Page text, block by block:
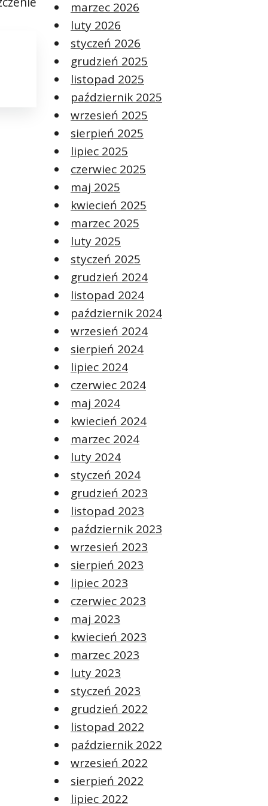
marzec 2026
luty 2026
styczeń 2026
grudzień 2025
listopad 2025
październik 2025
wrzesień 2025
sierpień 2025
lipiec 2025
czerwiec 2025
maj 2025
kwiecień 2025
marzec 2025
luty 2025
styczeń 2025
grudzień 2024
listopad 2024
październik 2024
wrzesień 2024
sierpień 2024
lipiec 2024
czerwiec 2024
maj 2024
kwiecień 2024
marzec 2024
luty 2024
styczeń 2024
grudzień 2023
listopad 2023
październik 2023
wrzesień 2023
sierpień 2023
lipiec 2023
czerwiec 2023
maj 2023
kwiecień 2023
marzec 2023
luty 2023
styczeń 2023
grudzień 2022
listopad 2022
październik 2022
wrzesień 2022
sierpień 2022
lipiec 2022